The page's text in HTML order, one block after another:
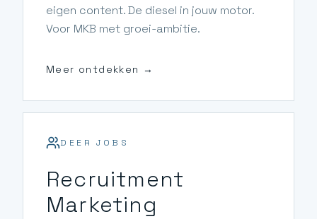
eigen content. De diesel in jouw motor.
Voor MKB met groei-ambitie.
Meer ontdekken →
DEER JOBS
Recruitment
Marketing